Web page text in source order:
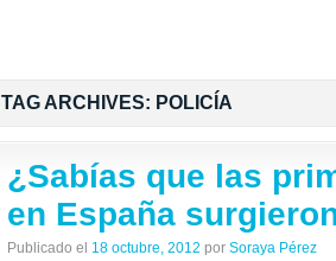
TAG ARCHIVES: POLICÍA
¿Sabías que las
en España
Publicado el 18 octubre, 2012 por Soraya Pérez